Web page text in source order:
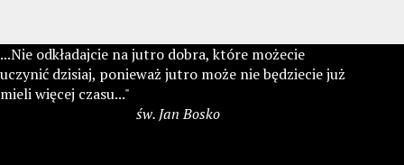
...Nie odkładajcie na jutro dobra, które możecie
uczynić dzisiaj, ponieważ jutro może nie będziecie już
mieli więcej czasu..."
św. Jan Bosko